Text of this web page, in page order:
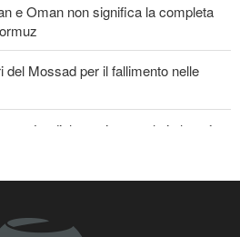
e Oman non significa la completa
del Mossad per il fallimento nelle
La diplomazia teatrale in loop è